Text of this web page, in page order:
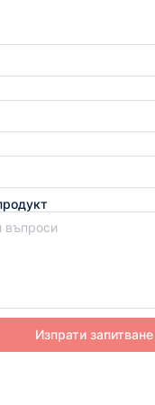
Изпрати запитване